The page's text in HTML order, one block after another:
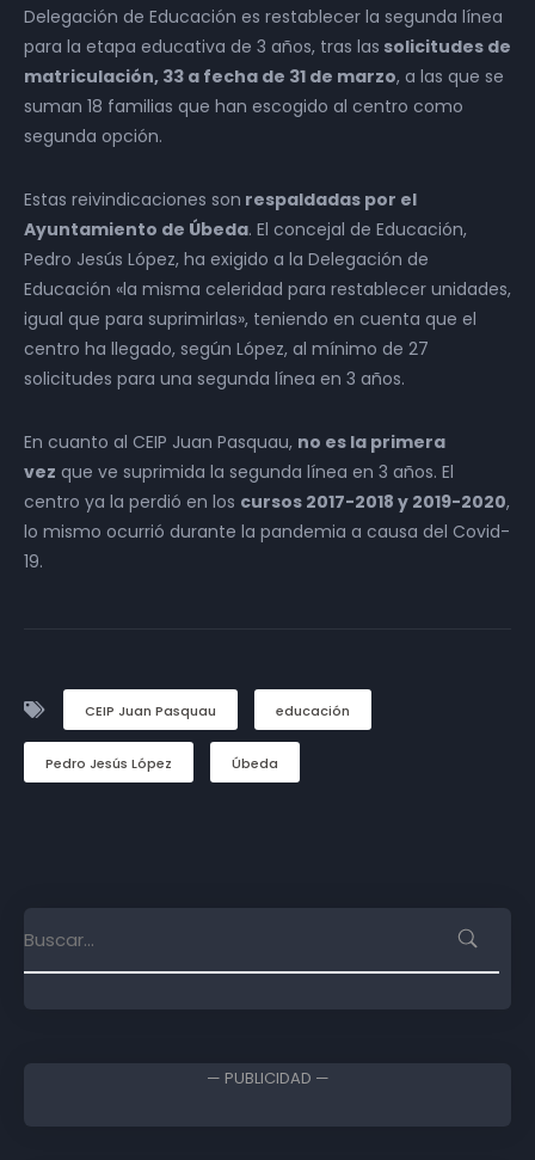
Delegación de Educación es restablecer la segunda línea
para la etapa educativa de 3 años, tras las solicitudes de
matriculación, 33 a fecha de 31 de marzo, a las que se
suman 18 familias que han escogido al centro como
segunda opción.
Estas reivindicaciones son respaldadas por el
Ayuntamiento de Úbeda. El concejal de Educación,
Pedro Jesús López, ha exigido a la Delegación de
Educación «la misma celeridad para restablecer unidades,
igual que para suprimirlas», teniendo en cuenta que el
centro ha llegado, según López, al mínimo de 27
solicitudes para una segunda línea en 3 años.
En cuanto al CEIP Juan Pasquau, no es la primera
vez que ve suprimida la segunda línea en 3 años. El
centro ya la perdió en los cursos 2017-2018 y 2019-2020,
lo mismo ocurrió durante la pandemia a causa del Covid-
19.
CEIP Juan Pasquau educación
Pedro Jesús López Úbeda
— PUBLICIDAD —